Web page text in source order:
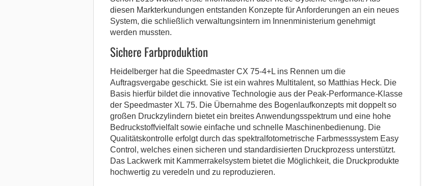
diesen Markterkundungen entstanden Konzepte für Anforderungen an ein neues
System, die schließlich verwaltungsintern im Innenministerium genehmigt
werden mussten.
Sichere Farbproduktion
Heidelberger hat die Speedmaster CX 75-4+L ins Rennen um die
Auftragsvergabe geschickt. Sie ist ein wahres Multitalent, so Matthias Heck. Die
Basis hierfür bildet die innovative Technologie aus der Peak-Performance-Klasse
der Speedmaster XL 75. Die Übernahme des Bogenlaufkonzepts mit doppelt so
großen Druckzylindern bietet ein breites Anwendungsspektrum und eine hohe
Bedruckstoffvielfalt sowie einfache und schnelle Maschinenbedienung. Die
Qualitätskontrolle erfolgt durch das spektralfotometrische Farbmesssystem Easy
Control, welches einen sicheren und standardisierten Druckprozess unterstützt.
Das Lackwerk mit Kammerrakelsystem bietet die Möglichkeit, die Druckprodukte
hochwertig zu veredeln und zu reproduzieren.